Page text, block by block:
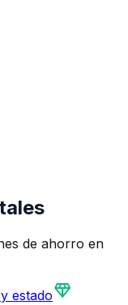
de ahorro en
estadodiamond